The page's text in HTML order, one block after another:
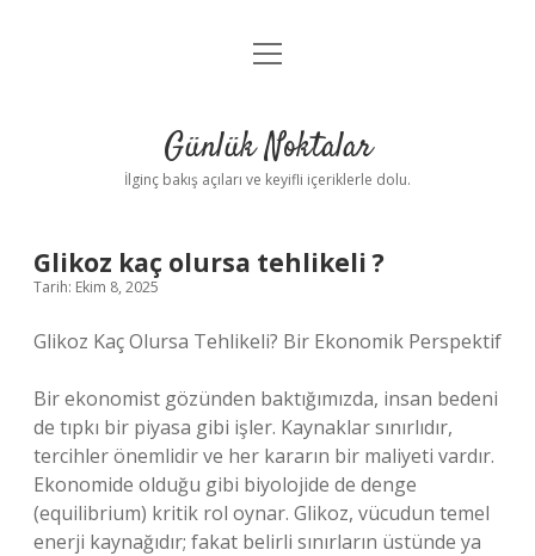
Anasayfa
Yasal Uyarı
menüyü
Günlük Noktalar
İlginç bakış açıları ve keyifli içeriklerle dolu.
Glikoz kaç olursa tehlikeli ?
Tarih: Ekim 8, 2025
Glikoz Kaç Olursa Tehlikeli? Bir Ekonomik Perspektif
Bir ekonomist gözünden baktığımızda, insan bedeni
de tıpkı bir piyasa gibi işler. Kaynaklar sınırlıdır,
tercihler önemlidir ve her kararın bir maliyeti vardır.
Ekonomide olduğu gibi biyolojide de denge
(equilibrium) kritik rol oynar. Glikoz, vücudun temel
enerji kaynağıdır; fakat belirli sınırların üstünde ya